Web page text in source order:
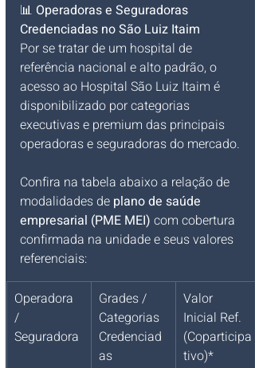
📊 Operadoras e Seguradoras
Credenciadas no São Luiz Itaim
Por se tratar de um hospital de
referência nacional e alto padrão, o
acesso ao Hospital São Luiz Itaim é
disponibilizado por categorias
executivas e premium das principais
operadoras e seguradoras do mercado.
Confira na tabela abaixo a relação de
modalidades de plano de saúde
empresarial (PME MEI) com cobertura
confirmada na unidade e seus valores
referenciais:
Operadora
/
Seguradora
Grades /
Categorias
Credenciad
as
Valor
Inicial Ref.
(Coparticipa
tivo)*